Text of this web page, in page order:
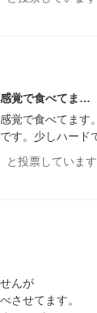
覚で食べてま…
覚で食べてます
す。少しハード
投票しています
せんが
させてます。